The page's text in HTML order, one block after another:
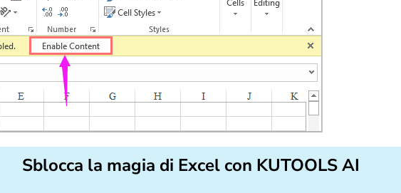
Sblocca la magia di Excel con KUTOOLS AI